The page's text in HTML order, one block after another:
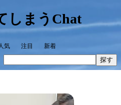
しまうChat
人気 注目 新着
探す